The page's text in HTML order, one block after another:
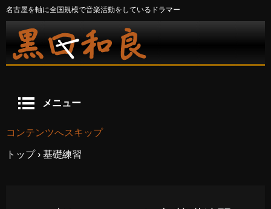
名古屋を軸に全国規模で音楽活動をしているドラマー
メニュー
コンテンツへスキップ
トップ › 基礎練習